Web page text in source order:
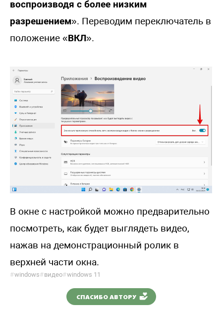
воспроизводя с более низким
разрешением». Переводим переключатель в
положение «ВКЛ».
В окне с настройкой можно предварительно
посмотреть, как будет выглядеть видео,
нажав на демонстрационный ролик в
верхней части окна.
#windows#видео#windows 11
СПАСИБО АВТОРУ